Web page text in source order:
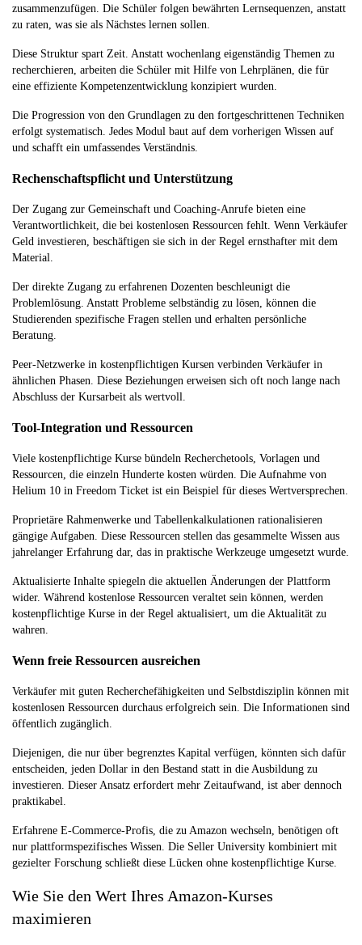
zusammenzufügen. Die Schüler folgen bewährten Lernsequenzen, anstatt
zu raten, was sie als Nächstes lernen sollen.
Diese Struktur spart Zeit. Anstatt wochenlang eigenständig Themen zu
recherchieren, arbeiten die Schüler mit Hilfe von Lehrplänen, die für
eine effiziente Kompetenzentwicklung konzipiert wurden.
Die Progression von den Grundlagen zu den fortgeschrittenen Techniken
erfolgt systematisch. Jedes Modul baut auf dem vorherigen Wissen auf
und schafft ein umfassendes Verständnis.
Rechenschaftspflicht und Unterstützung
Der Zugang zur Gemeinschaft und Coaching-Anrufe bieten eine
Verantwortlichkeit, die bei kostenlosen Ressourcen fehlt. Wenn Verkäufer
Geld investieren, beschäftigen sie sich in der Regel ernsthafter mit dem
Material.
Der direkte Zugang zu erfahrenen Dozenten beschleunigt die
Problemlösung. Anstatt Probleme selbständig zu lösen, können die
Studierenden spezifische Fragen stellen und erhalten persönliche
Beratung.
Peer-Netzwerke in kostenpflichtigen Kursen verbinden Verkäufer in
ähnlichen Phasen. Diese Beziehungen erweisen sich oft noch lange nach
Abschluss der Kursarbeit als wertvoll.
Tool-Integration und Ressourcen
Viele kostenpflichtige Kurse bündeln Recherchetools, Vorlagen und
Ressourcen, die einzeln Hunderte kosten würden. Die Aufnahme von
Helium 10 in Freedom Ticket ist ein Beispiel für dieses Wertversprechen.
Proprietäre Rahmenwerke und Tabellenkalkulationen rationalisieren
gängige Aufgaben. Diese Ressourcen stellen das gesammelte Wissen aus
jahrelanger Erfahrung dar, das in praktische Werkzeuge umgesetzt wurde.
Aktualisierte Inhalte spiegeln die aktuellen Änderungen der Plattform
wider. Während kostenlose Ressourcen veraltet sein können, werden
kostenpflichtige Kurse in der Regel aktualisiert, um die Aktualität zu
wahren.
Wenn freie Ressourcen ausreichen
Verkäufer mit guten Recherchefähigkeiten und Selbstdisziplin können mit
kostenlosen Ressourcen durchaus erfolgreich sein. Die Informationen sind
öffentlich zugänglich.
Diejenigen, die nur über begrenztes Kapital verfügen, könnten sich dafür
entscheiden, jeden Dollar in den Bestand statt in die Ausbildung zu
investieren. Dieser Ansatz erfordert mehr Zeitaufwand, ist aber dennoch
praktikabel.
Erfahrene E-Commerce-Profis, die zu Amazon wechseln, benötigen oft
nur plattformspezifisches Wissen. Die Seller University kombiniert mit
gezielter Forschung schließt diese Lücken ohne kostenpflichtige Kurse.
Wie Sie den Wert Ihres Amazon-Kurses
maximieren